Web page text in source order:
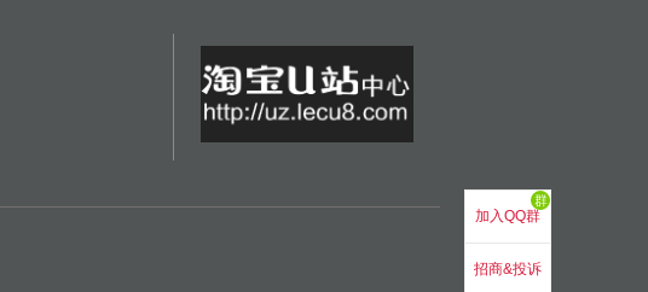
加入QQ群
群
招商&投诉